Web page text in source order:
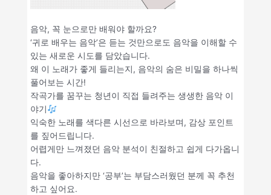
음악, 꼭 눈으로만 배워야 할까요?
‘귀로 배우는 음악’은 듣는 것만으로도 음악을 이해할 수
있는 새로운 시도를 담았습니다.
왜 이 노래가 좋게 들리는지, 음악의 숨은 비밀을 하나씩
풀어보는 시간!
작곡가를 꿈꾸는 청년이 직접 들려주는 생생한 음악 이
야기
익숙한 노래를 색다른 시선으로 바라보며, 감상 포인트
를 짚어드립니다.
어렵게만 느껴졌던 음악 분석이 친절하고 쉽게 다가옵니
다.
음악을 좋아하지만 ‘공부’는 부담스러웠던 분께 꼭 추천
하고 싶어요.